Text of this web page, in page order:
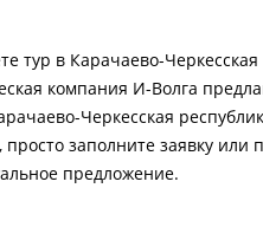
тур в Карачаево-
компания И-Волга
Черкесская
просто заполните заявку
предложение.